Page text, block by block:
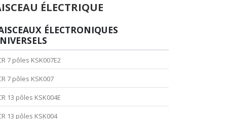
ÉLECTRIQUE
ÉLECTRONIQUES
7 pôles KSK007E2
7 pôles KSK007
13 pôles KSK004E
13 pôles KSK004